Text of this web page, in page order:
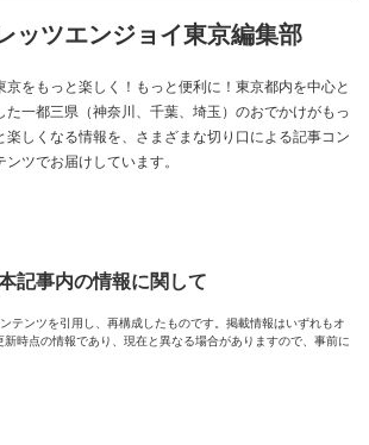
ッツエンジョイ東京編集部
京をもっと楽しく！もっと便利に！東京都内を中心と
た一都三県（神奈川、千葉、埼玉）のおでかけがもっ
楽しくなる情報を、さまざまな切り口による記事コン
ンツでお届けしています。
記事内の情報に関して
テンツを引用し、再構成したものです。掲載情報はいずれもオ
新時点の情報であり、現在と異なる場合がありますので、事前に